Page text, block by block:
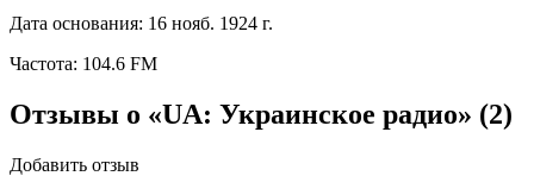
Дата основания: 16 нояб. 1924 г.
Частота: 104.6 FM
Отзывы о «UA: Украинское радио» (2)
Добавить отзыв